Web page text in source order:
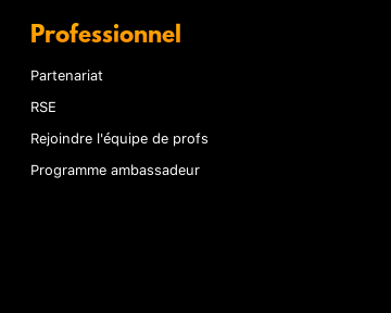
Professionnel
Partenariat
RSE
Rejoindre l'équipe de profs
Programme ambassadeur